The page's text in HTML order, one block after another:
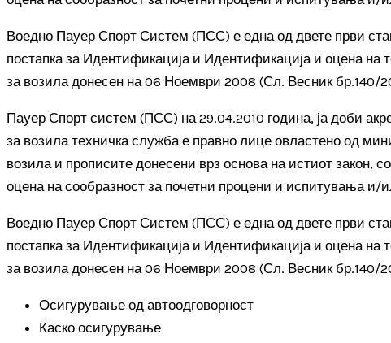
Воедно Пауер Спорт Систем (ПСС) е една од двете први
постапка за Идентификација и Идентификација и оцена на
за возила донесен на 06 Ноември 2008 (Сл. Весник бр.140/
Пауер Спорт систем (ПСС) на 29.04.2010 година, ја доби
за возила техничка служба е правно лице овластено од
возила и прописите донесени врз основа на истиот закон,
оцена на сообразност за почетни процени и испитувања и/
Воедно Пауер Спорт Систем (ПСС) е една од двете први
постапка за Идентификација и Идентификација и оцена на
за возила донесен на 06 Ноември 2008 (Сл. Весник бр.140/
Осигурување од автоодговорност
Каско осигурување